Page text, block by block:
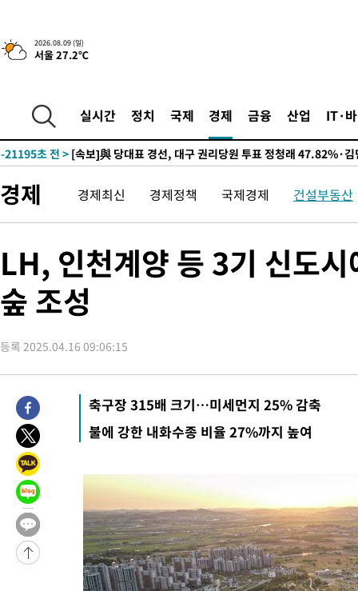
2026.08.09 (일)
서울 27.2℃
실시간 정치 국제 경제 금융 산업 IT·
-23682초 전 >AT마드리드 데뷔 앞둔 이강인, 맨시티전 선발 대신 '벤치 시작'
-22312초 전 > [속보]與 강원·TK 당원투표 합산 김민석 48.54%로 승리…정
44.53%
-21486초 전 >
[속보]與전대 권리당원투표…강원·경북 김민석, 대구 정청래
-21293초 전 >
45.71%
-21195초 전 > [속보]與 당대표 경선, 대구 권리당원 투표 정청래 47.82%·김
46.35%
득표
-18910초 전 >
"일본축구협회, 대한축구협회 성 접대 의혹 심판 조사"
-11552초 전 >[속보]장은수, KLPGA 제주삼다수 역전 우승…데뷔 10년 차에
-6844초 전 >손흥민, 68분 뛰고 2경기 침묵…LAFC, 톨루카에 1-0 승리(종합)
-6116초 전 >
'2경기 연속 침묵' 손흥민, 톨루카전 68분만 뛰고 슈팅 0개
-4868초 전 > 이강인, 오늘 서울서 AT마드리드 입단식…'전례 없는 특급대우'
2시간 전 >콜롬비아 신임 우파 대통령 취임 하루만에 차량폭탄 폭발 사건
4시간 전 >튀르키예 외무장관, "메카 3국 방위협정은 이란이 목표 아냐 " 밝혀
4시간 전 >
이군이 불법 군시설 건설한 레바논 남부에서 레바논군 3명 폭발로
-30764초 전 >
-27360초 전 >
이강인 ATM 입단식에 '상암벌 들썩'…"세계적인 선수 되길"
-26356초 전 >
-23702초 전 >
AT마드리드 데뷔 앞둔 이강인, 맨시티전 선발 대신 '벤치 시작'
-22332초 전 >
[속보]與 강원·TK 당원투표 합산 김민석 48.54%로 승리…정
44.40%
-21666초 전 >
與 강원·TK 당원투표 합산 김민석 46.01%로 승리…정청래
44.53%
-21506초 전 >
[속보]與전대 권리당원투표…강원·경북 김민석, 대구 정청래
[속보]與 당대표 경선, 경북 권리당원 투표 김민석 47.37%·정
경제 경제최신 경제정책 국제경제 건설부동산
LH, 인천계양 등 3기 신도
숲 조성
등록 2025.04.16 09:06:15
축구장 315배 크기…미세먼지 25% 감축
불에 강한 내화수종 비율 27%까지 높여